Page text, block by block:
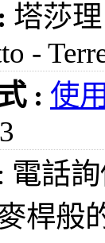
塔莎理
-
: 使
電話
桿般